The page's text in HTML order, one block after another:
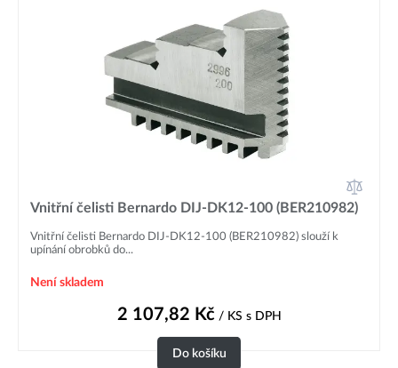
Vnitřní čelisti Bernardo DIJ-DK12-100 (BER210982)
Vnitřní čelisti Bernardo DIJ-DK12-100 (BER210982) slouží k
upínání obrobků do...
Není skladem
2 107,82 Kč/ KS s DPH
Do košíku